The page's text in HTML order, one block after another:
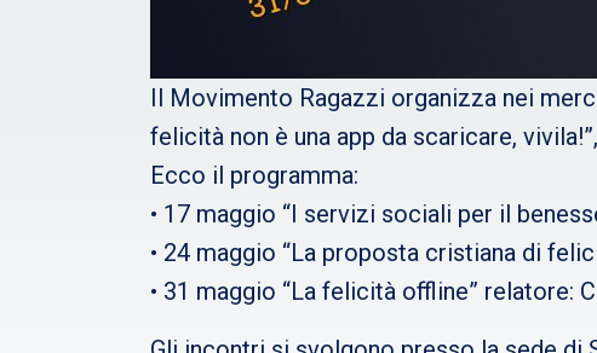
Il Movimento Ragazzi organizza nei
felicità non è una app da scaricare,
Ecco il programma:
• 17 maggio “I servizi sociali per il
• 24 maggio “La proposta cristiana di
• 31 maggio “La felicità offline” relatore: